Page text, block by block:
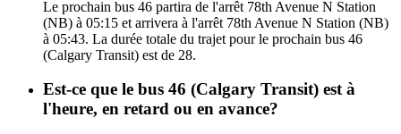
Le prochain bus 46 partira de l'arrêt 78th Avenue N Station
(NB) à 05:15 et arrivera à l'arrêt 78th Avenue N Station (NB)
à 05:43. La durée totale du trajet pour le prochain bus 46
(Calgary Transit) est de 28.
Est-ce que le bus 46 (Calgary Transit) est à
l'heure, en retard ou en avance?